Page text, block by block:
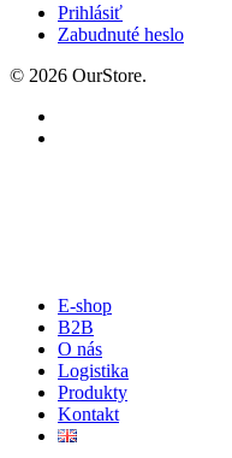
Prihlásiť
Zabudnuté heslo
© 2026 OurStore.
E-shop
B2B
O nás
Logistika
Produkty
Kontakt